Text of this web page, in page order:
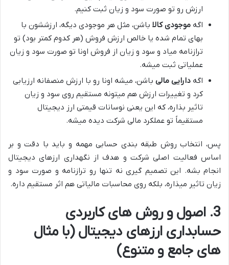
ارزش رو تو صورت سود و زیان ثبت کنیم.
اگه موجودی کالا باشن، مثل هر موجودی دیگه، ارزششون با
بهای تمام شده یا خالص ارزش فروش (هر کدوم کمتر بود) تو
ترازنامه میاد و سود و زیان از فروش اونا تو صورت سود و زیان
عملیاتی ثبت میشه.
اگه دارایی مالی باشن، میشه اونا رو با ارزش منصفانه ارزیابی
کرد و تغییرات ارزش هم میتونه مستقیم روی سود و زیان
تاثیر بذاره، که این یعنی نوسانات قیمتی ارز دیجیتال
مستقیماً تو عملکرد مالی شرکت دیده میشه.
پس، انتخاب روش طبقه بندی حسابی مهمه و باید با دقت و بر
اساس فعالیت اصلی شرکت و هدف از نگهداری ارزهای دیجیتال
انجام بشه. این تصمیم گیری نه تنها رو ترازنامه و صورت سود و
زیان تاثیر میذاره، بلکه روی محاسبات مالیاتی هم اثر مستقیم داره.
3. اصول و روش های کاربردی
حسابداری ارزهای دیجیتال (با مثال
های جامع و متنوع)